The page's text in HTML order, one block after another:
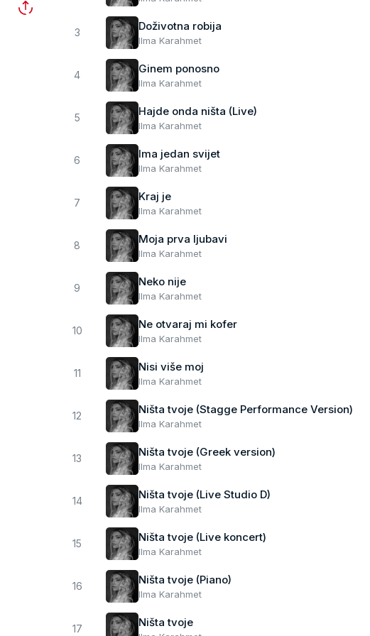
3 Doživotna robija
Ilma Karahmet
4 Ginem ponosno
Ilma Karahmet
5 Hajde onda ništa (Live)
Ilma Karahmet
6 Ima jedan svijet
Ilma Karahmet
7 Kraj je
Ilma Karahmet
8 Moja prva ljubavi
Ilma Karahmet
9 Neko nije
Ilma Karahmet
10 Ne otvaraj mi kofer
Ilma Karahmet
11 Nisi više moj
Ilma Karahmet
12 Ništa tvoje (Stagge Performance Version)
Ilma Karahmet
13 Ništa tvoje (Greek version)
Ilma Karahmet
14 Ništa tvoje (Live Studio D)
Ilma Karahmet
15 Ništa tvoje (Live koncert)
Ilma Karahmet
16 Ništa tvoje (Piano)
Ilma Karahmet
17 Ništa tvoje